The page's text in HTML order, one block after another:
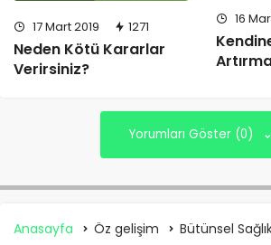
17 Mart 2019 1271
Neden Kötü Kararlar
Verirsiniz?
16
Yorumları Göster (0)
Anasayfa Öz gelişim Bütünsel